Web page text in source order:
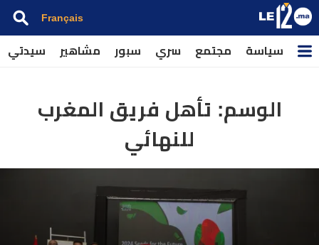
Français
سياسة مجتمع سري سبور مشاهير سيدتي
الوسم: تأهل فريق المغرب
للنهائي